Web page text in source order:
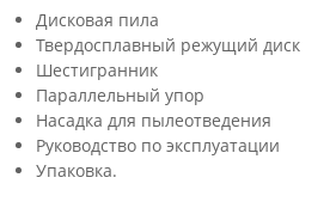
Дисковая пила
Твердосплавный режущий диск
Шестигранник
Параллельный упор
Насадка для пылеотведения
Руководство по эксплуатации
Упаковка.